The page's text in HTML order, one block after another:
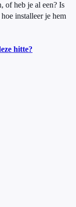
of heb je al een? Is
installeer je hem
hitte?